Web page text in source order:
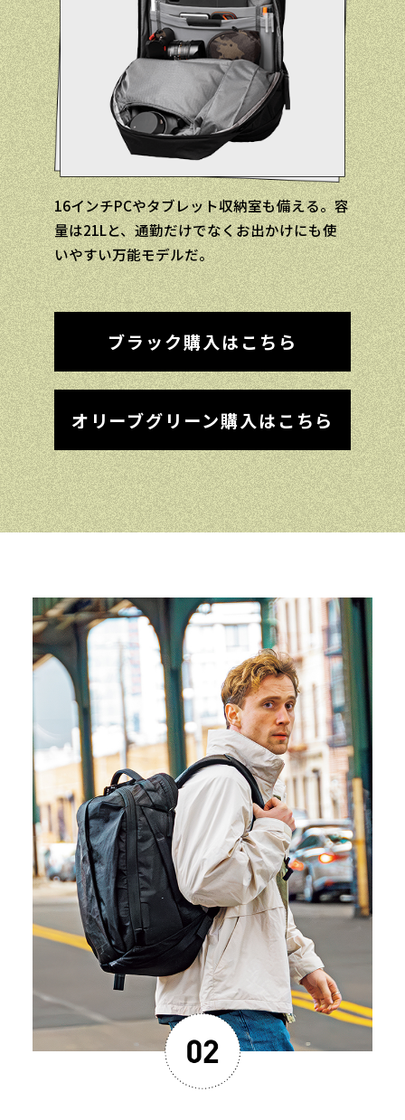
16インチPCやタブレット収納室も備える。容
量は21Lと、通勤だけでなくお出かけにも使
いやすい万能モデルだ。
ブラック購入はこちら
オリーブグリーン購入はこちら